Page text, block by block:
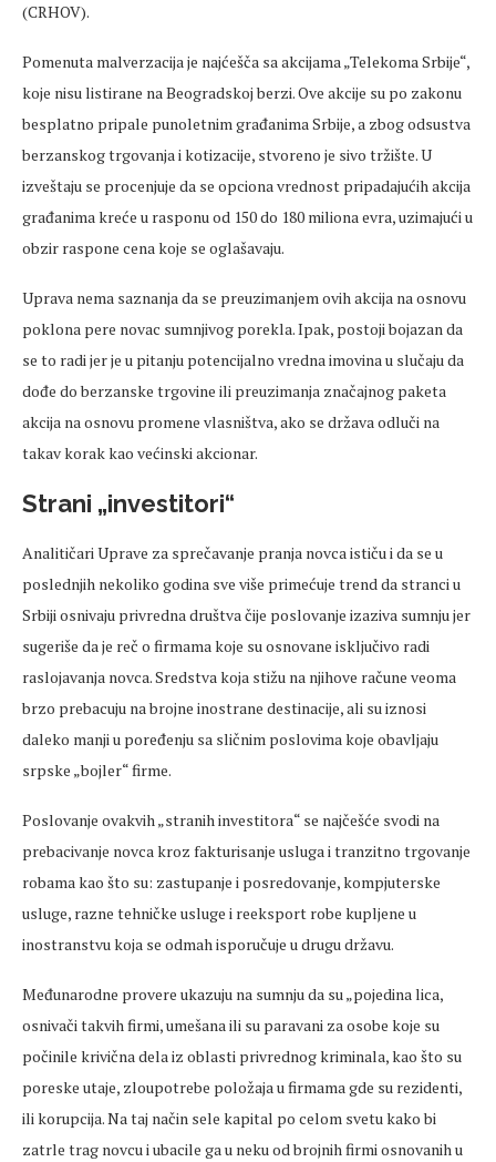
(CRHOV).
Pomenuta malverzacija je najćešča sa akcijama „Telekoma Srbije“,
koje nisu listirane na Beogradskoj berzi. Ove akcije su po zakonu
besplatno pripale punoletnim građanima Srbije, a zbog odsustva
berzanskog trgovanja i kotizacije, stvoreno je sivo tržište. U
izveštaju se procenjuje da se opciona vrednost pripadajućih akcija
građanima kreće u rasponu od 150 do 180 miliona evra, uzimajući u
obzir raspone cena koje se oglašavaju.
Uprava nema saznanja da se preuzimanjem ovih akcija na osnovu
poklona pere novac sumnjivog porekla. Ipak, postoji bojazan da
se to radi jer je u pitanju potencijalno vredna imovina u slučaju da
dođe do berzanske trgovine ili preuzimanja značajnog paketa
akcija na osnovu promene vlasništva, ako se država odluči na
takav korak kao većinski akcionar.
Strani „investitori“
Analitičari Uprave za sprečavanje pranja novca ističu i da se u
poslednjih nekoliko godina sve više primećuje trend da stranci u
Srbiji osnivaju privredna društva čije poslovanje izaziva sumnju jer
sugeriše da je reč o firmama koje su osnovane isključivo radi
raslojavanja novca. Sredstva koja stižu na njihove račune veoma
brzo prebacuju na brojne inostrane destinacije, ali su iznosi
daleko manji u poređenju sa sličnim poslovima koje obavljaju
srpske „bojler“ firme.
Poslovanje ovakvih „stranih investitora“ se najčešće svodi na
prebacivanje novca kroz fakturisanje usluga i tranzitno trgovanje
robama kao što su: zastupanje i posredovanje, kompjuterske
usluge, razne tehničke usluge i reeksport robe kupljene u
inostranstvu koja se odmah isporučuje u drugu državu.
Međunarodne provere ukazuju na sumnju da su „pojedina lica,
osnivači takvih firmi, umešana ili su paravani za osobe koje su
počinile krivična dela iz oblasti privrednog kriminala, kao što su
poreske utaje, zloupotrebe položaja u firmama gde su rezidenti,
ili korupcija. Na taj način sele kapital po celom svetu kako bi
zatrle trag novcu i ubacile ga u neku od brojnih firmi osnovanih u